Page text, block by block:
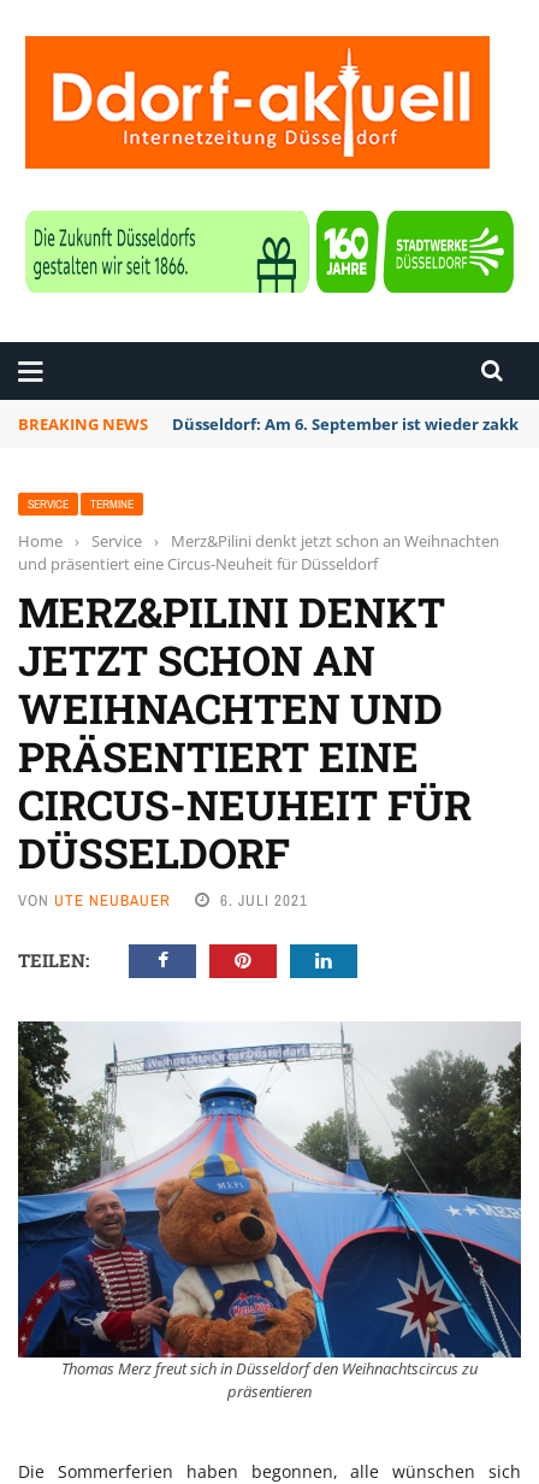
BREAKING NEWS Düsseldorf: Am 6. September ist wieder zakk
SERVICE TERMINE
Home › Service ›
Merz&Pilini denkt jetzt schon an Weihnachten
und präsentiert eine Circus-Neuheit für Düsseldorf
MERZ&PILINI DENKT
JETZT SCHON AN
WEIHNACHTEN UND
PRÄSENTIERT EINE
CIRCUS-NEUHEIT FÜR
DÜSSELDORF
VON UTE NEUBAUER 6. JULI 2021
TEILEN:
Thomas Merz freut sich in Düsseldorf den Weihnachtscircus zu
präsentieren
Die Sommerferien haben begonnen, alle wünschen sich